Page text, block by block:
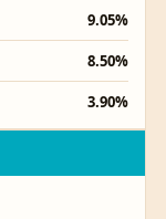
9.05%
8.50%
3.90%